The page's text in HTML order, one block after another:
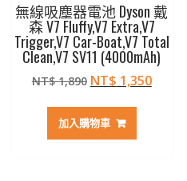
無線吸塵器電池 Dyson 戴
森 V7 Fluffy,V7 Extra,V7
Trigger,V7 Car-Boat,V7 Total
Clean,V7 SV11 (4000mAh)
NT$1,890 原
價
格：
NT$ 1,350目
加入購物車